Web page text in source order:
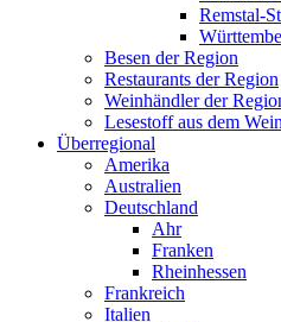
Remstal-
Besen der Region
Restaurants der Region
Weinhändler der
Lesestoff aus dem
Überregional
Amerika
Australien
Deutschland
Ahr
Franken
Rheinhessen
Frankreich
Italien